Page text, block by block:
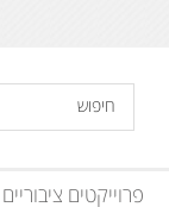
פרוייקטים ציבוריים